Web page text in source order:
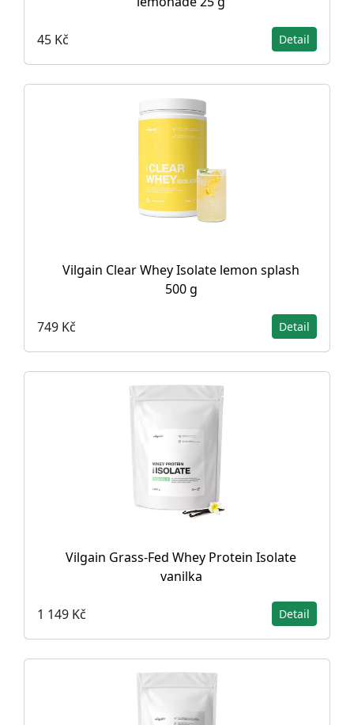
45 Kč Detail
Vilgain Clear Whey Isolate lemon splash
500 g
749 Kč Detail
Vilgain Grass-Fed Whey Protein Isolate
vanilka
1 149 Kč Detail